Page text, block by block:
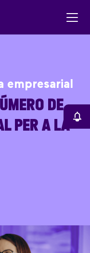
empresarial
DE
PER A LA